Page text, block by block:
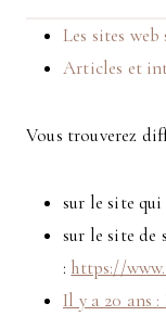
Les sites web
Articles et
Vous trouverez
sur le site
sur le site
: https://
Il y a 20 ans :